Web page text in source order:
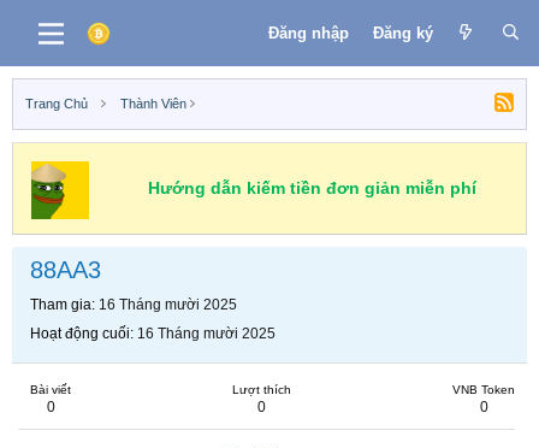
Đăng nhập Đăng ký
Trang Chủ Thành Viên
Hướng dẫn kiếm tiền đơn giản miễn phí
88AA3
Tham gia 16 Tháng mười 2025
Hoạt động cuối 16 Tháng mười 2025
Bài viết
0
Lượt thích
0
VNB Token
0